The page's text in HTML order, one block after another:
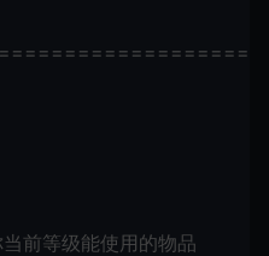
前等级能使用的物品